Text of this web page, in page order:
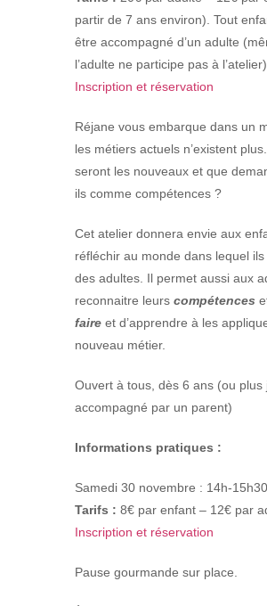
partir de 7 ans environ). Tout
être accompagné d’un adulte
l’adulte ne participe pas à l’atelier).
Inscription et réservation
Réjane vous embarque dans un
les métiers actuels n’existent
seront les nouveaux et que
ils comme compétences ?
Cet atelier donnera envie aux
réfléchir au monde dans lequel
des adultes. Il permet aussi aux
reconnaitre leurs compétences
faire et d’apprendre à les
nouveau métier.
Ouvert à tous, dès 6 ans (ou plus
accompagné par un parent)
Informations pratiques :
Samedi 30 novembre : 14h-15h30
Tarifs : 8€ par enfant – 12€ par
Inscription et réservation
Pause gourmande sur place.